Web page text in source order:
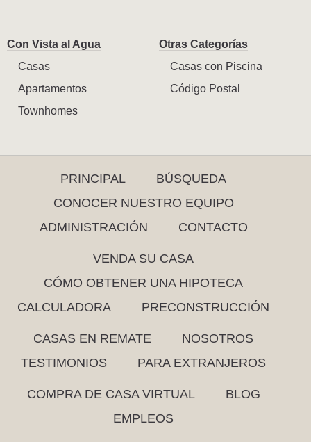
Con Vista al Agua
Casas
Apartamentos
Townhomes
Otras Categorías
Casas con Piscina
Código Postal
PRINCIPAL
BÚSQUEDA
CONOCER NUESTRO EQUIPO
ADMINISTRACIÓN
CONTACTO
VENDA SU CASA
CÓMO OBTENER UNA HIPOTECA
CALCULADORA
PRECONSTRUCCIÓN
CASAS EN REMATE
NOSOTROS
TESTIMONIOS
PARA EXTRANJEROS
COMPRA DE CASA VIRTUAL
BLOG
EMPLEOS